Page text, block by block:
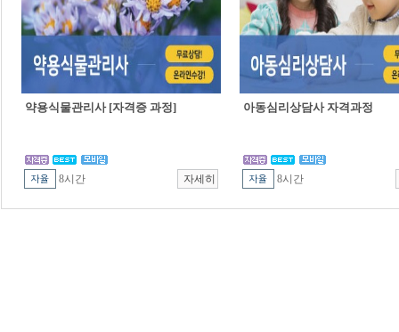
약용식물관리사 [자격증 과정]
8시간
아동심리상담사 자격과정
8시간